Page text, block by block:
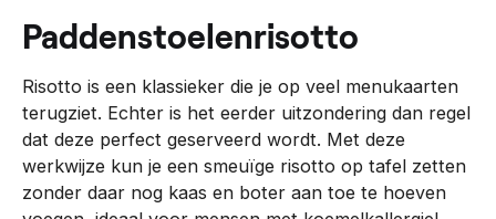
e
n
paddenstoelenrisotto
Risotto is een klassieker die je op veel menukaarten
terugziet. Echter is het eerder uitzondering dan regel
dat deze perfect geserveerd wordt. Met deze
werkwijze kun je een smeuïge risotto op tafel zetten
zonder daar nog kaas en boter aan toe te hoeven